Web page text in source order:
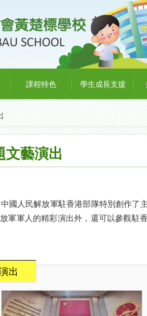
課程特色 學生成長支援
文藝演出
國人民解放軍駐香港部隊特別創作
軍軍人的精彩演出外，還可以參觀駐
出